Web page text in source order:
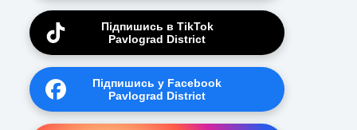
Підпишись в TikTok
Pavlograd District
Підпишись у Facebook
Pavlograd District